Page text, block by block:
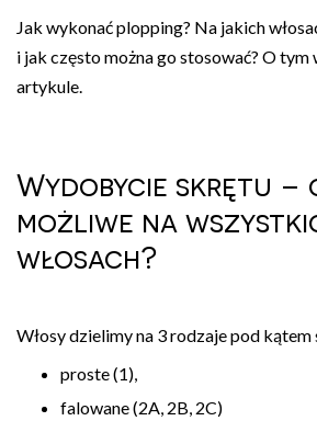
Jak wykonać plopping? Na jakich
i jak często można go stosować? O tym
artykule.
Wydobycie skrętu –
możliwe na
włosach?
Włosy dzielimy na 3 rodzaje pod kątem
proste (1),
falowane (2A, 2B, 2C)